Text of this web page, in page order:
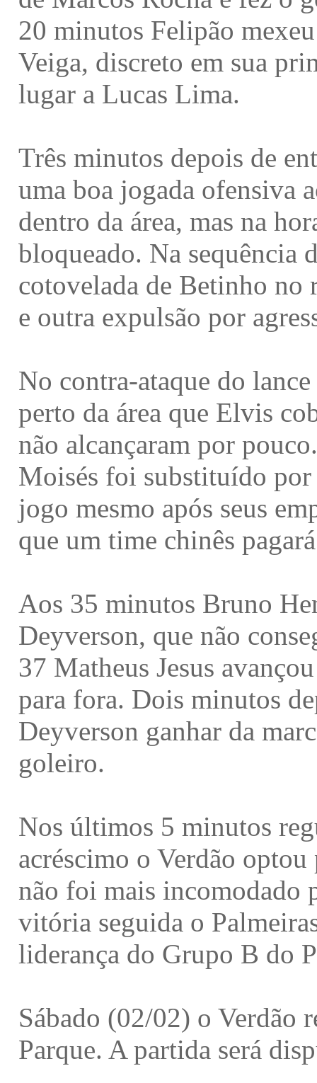
20 minutos Felipão
Veiga, discreto em sua
lugar a Lucas Lima.
Três minutos depois de
uma boa jogada ofensiva
dentro da área, mas na
bloqueado. Na sequência
cotovelada de Betinho no
e outra expulsão por
No contra-ataque do
perto da área que Elvis
não alcançaram por
Moisés foi substituído
jogo mesmo após seus
que um time chinês
Aos 35 minutos Bruno
Deyverson, que não
37 Matheus Jesus
para fora. Dois minutos
Deyverson ganhar da
goleiro.
Nos últimos 5 minutos
acréscimo o Verdão
não foi mais incomodado
vitória seguida o
liderança do Grupo B do
Sábado (02/02) o Verdão
Parque. A partida será